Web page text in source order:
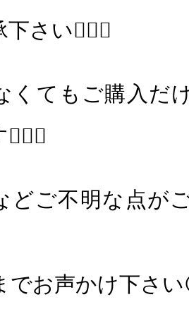
さい🙇🏻‍♀️
くてもご購入だ
どご不明な点が
でお声かけ下さい